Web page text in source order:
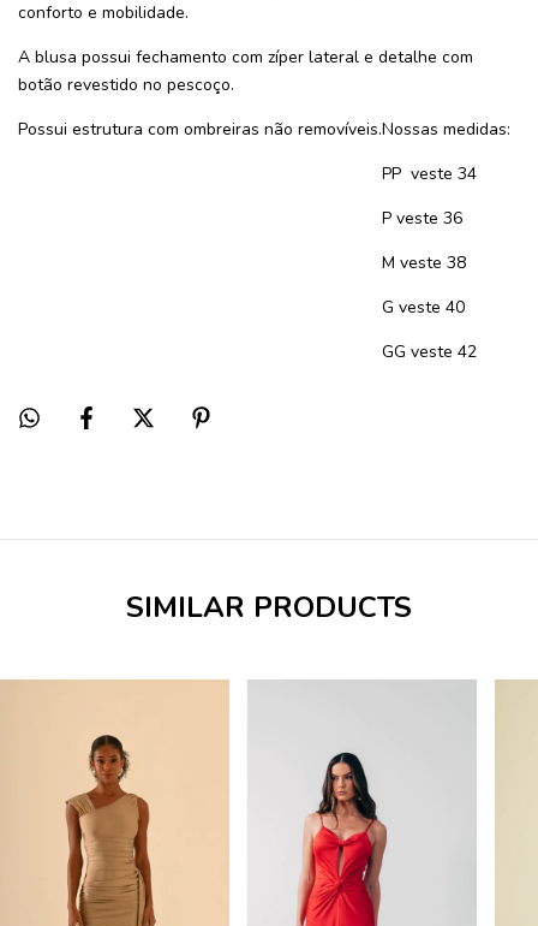
conforto e mobilidade.
A blusa possui fechamento com zíper lateral e detalhe com
botão revestido no pescoço.
Possui estrutura com ombreiras não removíveis.Nossas medidas:
PP veste 34
P veste 36
M veste 38
G veste 40
GG veste 42
SIMILAR PRODUCTS